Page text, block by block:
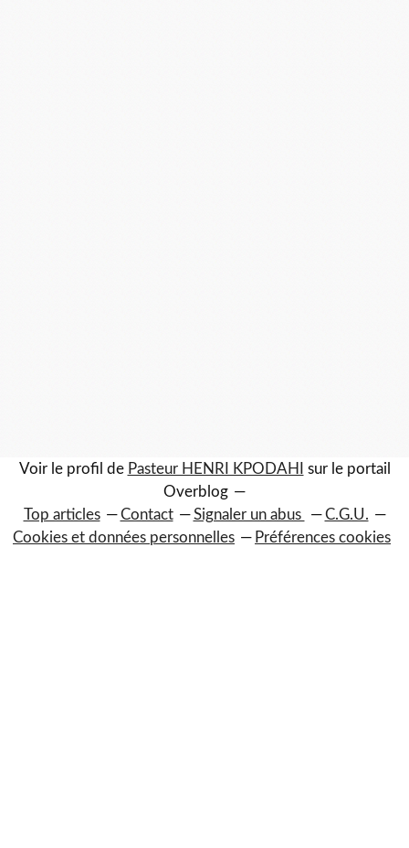
Voir le profil de Pasteur HENRI KPODAHI
sur le portail
Overblog
Top articles
Contact Signaler un abus
C.G.U.
Cookies et données personnelles
Préférences cookies